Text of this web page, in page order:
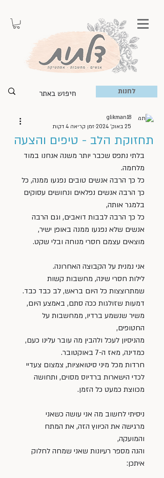
לחנות
תחזוקת הלב - טיפים והצעה
glikman18
25 באוק׳ 2024
זמן קריאה 4 דקות
בלתי נתפס שכבר יותר משנה אנחנו במוד
מלחמה.
כל כך הרבה אנשים טובים נפגעו ממנה, כל
כך הרבה אנשים נפלאים ונחושים עסוקים
בלמגר אותה,
כל כך הרבה לבבות דואבים, וגם הרבה
אנשים שלא נפגעו ממנה באופן ישיר,
מוצאים עצמם חסרי מנוחה ובלי שקט.
אני נמנית על הקבוצה האחרונה.
לילות חסרי שינה, מחשבות קשות
שמתרוצצות כל היום בראש, לב כבד כבד.
דמעות שזולגות ככה סתם, באמצע היום,
משיר שנשמע ברדיו, ממחשבות על
החטופים,
מהניסיון לעכל ולהבין מה עובר עלינו כעם,
כמדינה, מאז ה-7 באוקטובר.
חרדות מכל מיני סיטואציות, צמצום צעדיי
לכדי הישארות ברדיוס מסוים, ותחושה
מכווצת כמעט כל הזמן.
ניסיתי לחשוב מה אני עושה כשאני
מרגישה את הכיווץ הזה, את המתח
והמועקה,
והנה מספר רעיונות שאני שמחה לחלוק
איתכן: